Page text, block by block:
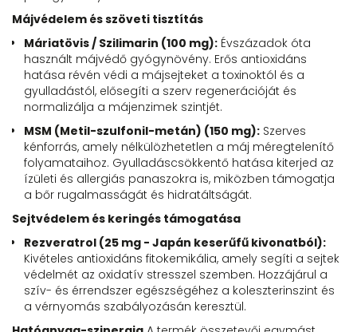
Májvédelem és szöveti tisztítás
Máriatövis / Szilimarin (100 mg): Évszázadok óta
használt májvédő gyógynövény. Erős antioxidáns
hatása révén védi a májsejteket a toxinoktól és a
gyulladástól, elősegíti a szerv regenerációját és
normalizálja a májenzimek szintjét.
MSM (Metil-szulfonil-metán) (150 mg): Szerves
kénforrás, amely nélkülözhetetlen a máj méregtelenítő
folyamataihoz. Gyulladáscsökkentő hatása kiterjed az
ízületi és allergiás panaszokra is, miközben támogatja
a bőr rugalmasságát és hidratáltságát.
Sejtvédelem és keringés támogatása
Rezveratrol (25 mg - Japán keserűfű kivonatból):
Kivételes antioxidáns fitokemikália, amely segíti a sejtek
védelmét az oxidatív stresszel szemben. Hozzájárul a
szív- és érrendszer egészségéhez a koleszterinszint és
a vérnyomás szabályozásán keresztül.